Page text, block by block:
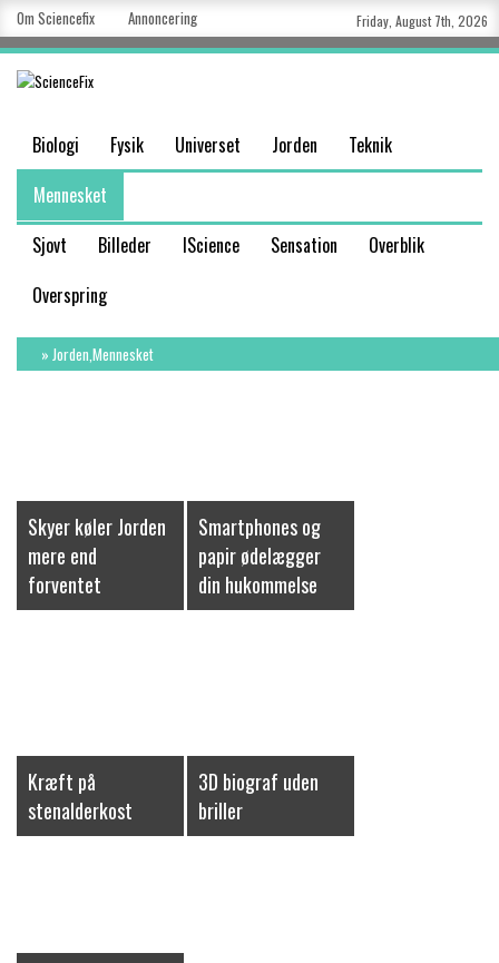
Om Sciencefix Annoncering Friday, August 7th, 2026
Biologi Fysik Universet Jorden
Teknik
Mennesket
Sjovt
Billeder IScience Sensation
Overblik
Overspring
» Jorden,Mennesket
Skyer køler Jorden
mere end
forventet
Smartphones og
papir ødelægger
din hukommelse
Kræft på
stenalderkost
3D biograf uden
briller